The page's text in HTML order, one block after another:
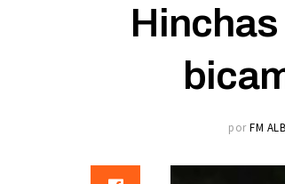
por FM